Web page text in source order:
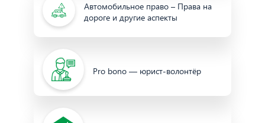
Автомобильное право – Права на
дороге и другие аспекты
Pro bono — юрист-волонтёр